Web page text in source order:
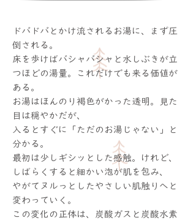
ドバドバとかけ流されるお湯に、まず圧
倒される。
床を歩けばバシャバシャと水しぶきが立
つほどの湯量。これだけでも来る価値が
ある。
お湯はほんのり褐色がかった透明。見た
目は穏やかだが、
入るとすぐに「ただのお湯じゃない」と
分かる。
最初は少しギシッとした感触。けれど、
しばらくすると細かい泡が肌を包み、
やがてヌルっとしたやさしい肌触りへと
変わっていく。
この変化の正体は、炭酸ガスと炭酸水素